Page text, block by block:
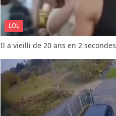
LOL
Il a vieilli de 20 ans en 2 secondes